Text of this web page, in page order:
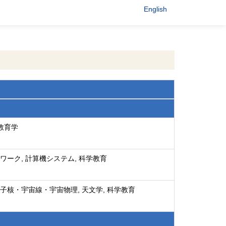
English
育学
ーク, 計算機システム, 科学教育
核・宇宙線・宇宙物理, 天文学, 科学教育